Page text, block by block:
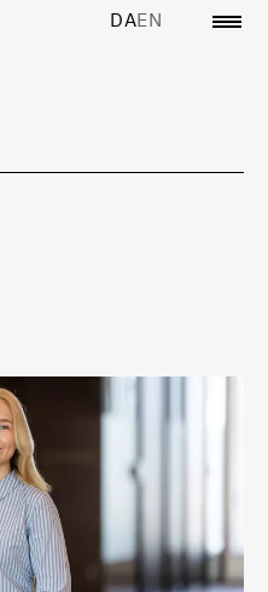
DAEN